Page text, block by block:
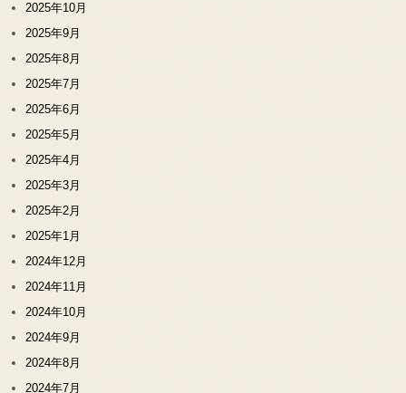
2025年10月
2025年9月
2025年8月
2025年7月
2025年6月
2025年5月
2025年4月
2025年3月
2025年2月
2025年1月
2024年12月
2024年11月
2024年10月
2024年9月
2024年8月
2024年7月